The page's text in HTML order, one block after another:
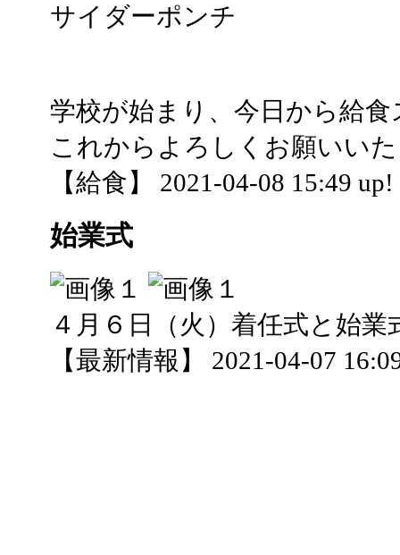
サイダーポンチ
学校が始まり、今日から給
これからよろしくお願いい
【給食】 2021-04-08 15:49 up!
始業式
４月６日（火）着任式と始
【最新情報】 2021-04-07